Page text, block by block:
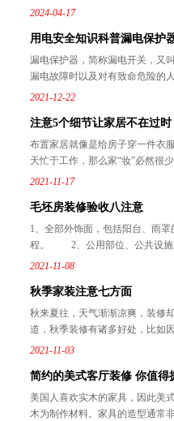
2024-04-17
用电安全知识科普漏电保护
漏电保护器，简称漏电开关，又
漏电故障时以及对有致命危险的
2021-12-22
注意5个细节让家居不在过时
布置家居就像是给房子穿一件衣
天忙于工作，那么家“妆”必然很
2021-11-17
毛坯房装修验收八注意
1、全部外饰面，包括阳台、雨
程。 2、公用部位、公共设施
2021-11-08
秋季家装注意七方面
秋来夏往，天气渐渐凉爽，装修
道，秋季装修有诸多好处，比如
2021-11-03
简约的美式客厅装修 你值得
美国人喜欢实木的家具，因此美
木为制作材料。家具的造型通常